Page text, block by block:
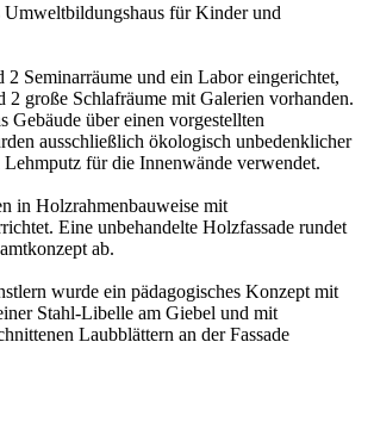
Umweltbildungshaus für Kinder und
2 Seminarräume und ein Labor eingerichtet,
2 große Schlafräume mit Galerien vorhanden.
Gebäude über einen vorgestellten
ausschließlich ökologisch unbedenklicher
für die Innenwände verwendet.
in Holzrahmenbauweise mit
Eine unbehandelte Holzfassade rundet
ab.
wurde ein pädagogisches Konzept mit
Stahl-Libelle am Giebel und mit
Laubblättern an der Fassade